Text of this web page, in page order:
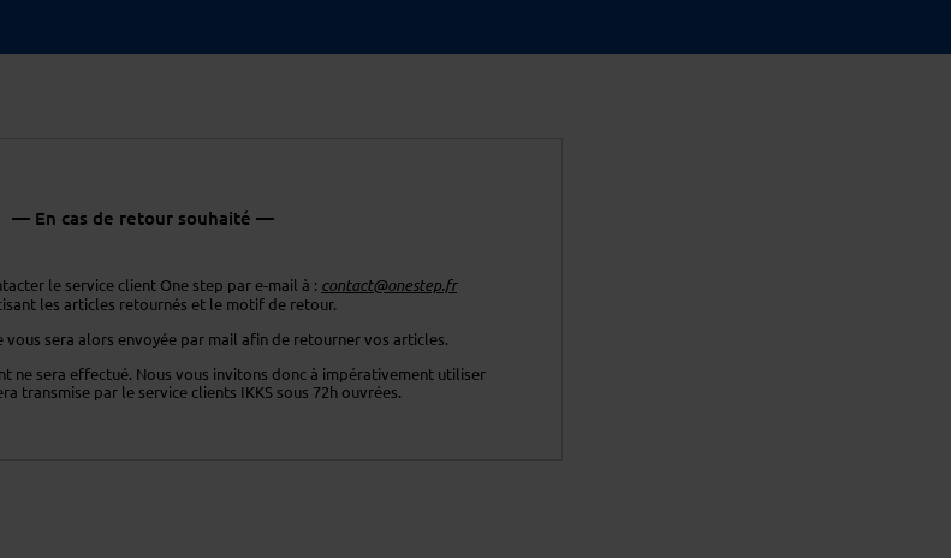
— En cas de retour souhaité —
le service client One step par e-mail à : contact@onestep.fr
les articles retournés et le motif de retour.
vous sera alors envoyée par mail afin de retournervos articles.
ne sera effectué. Nous vous invitons doncà impérativement utiliser
transmise par le service clients IKKS sous 72h ouvrées.